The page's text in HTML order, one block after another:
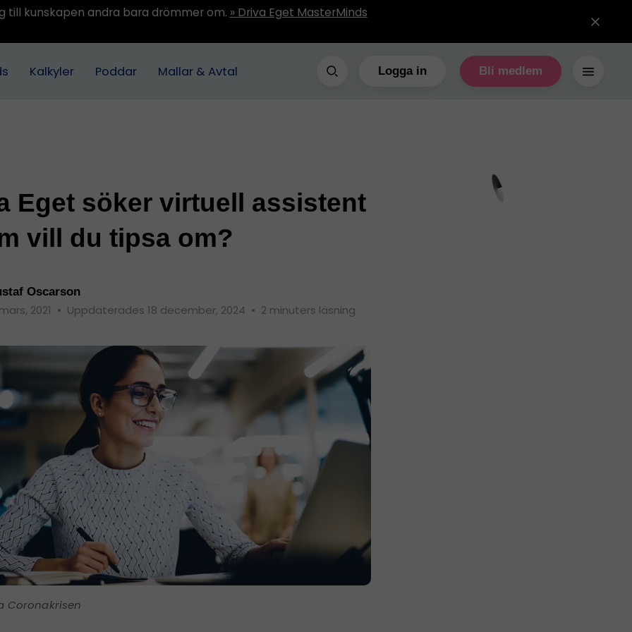
till kunskapen andra bara drömmer om. » Driva Eget MasterMinds
Kalkyler Poddar Mallar & Avtal Logga in Bli medlem
Eget söker virtuell assistent
vill du tipsa om?
Oscarson
2021 • Uppdaterades 18 december, 2024 • 2 minuters läsning
Coronakrisen